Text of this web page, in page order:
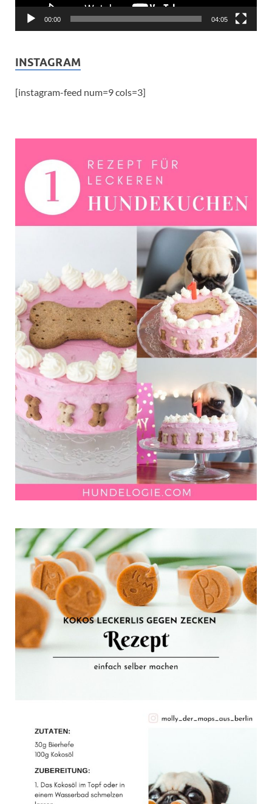
00:00 04:05
INSTAGRAM
[instagram-feed num=9 cols=3]